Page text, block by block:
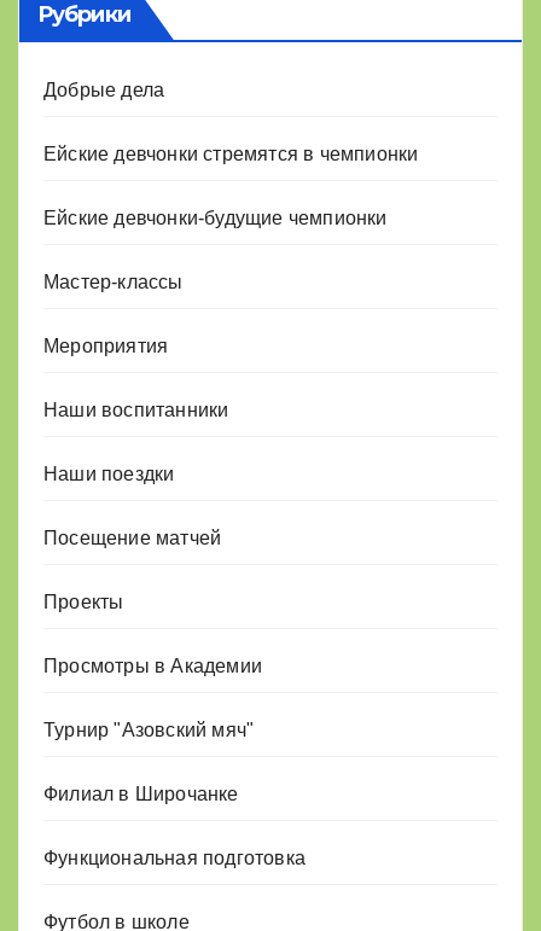
Рубрики
Добрые дела
Ейские девчонки стремятся в чемпионки
Ейские девчонки-будущие чемпионки
Мастер-классы
Мероприятия
Наши воспитанники
Наши поездки
Посещение матчей
Проекты
Просмотры в Академии
Турнир "Азовский мяч"
Филиал в Широчанке
Функциональная подготовка
Футбол в школе